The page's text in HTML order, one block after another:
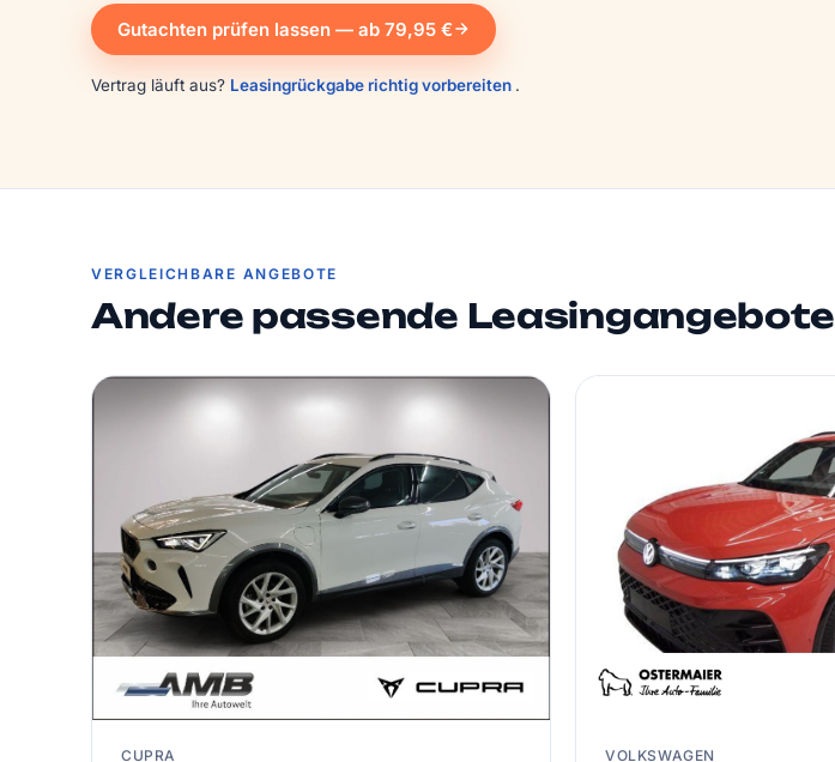
Gutachten prüfen lassen — ab 79,95 €
Vertrag läuft aus? Leasingrückgabe richtig vorbereiten .
VERGLEICHBARE ANGEBOTE
Andere passende Leasingangebote
CUPRA VOLKSWAGEN